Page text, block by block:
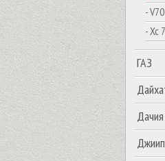
-
- Xc
ГАЗ
Дачия
Джиип